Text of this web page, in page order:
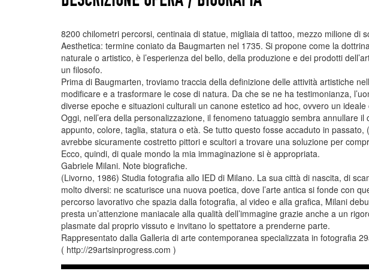
8200 chilometri percorsi, centinaia di statue, migliaia di tattoo, mezzo milione di
Aesthetica: termine coniato da Baugmarten nel 1735. Si propone come la
naturale o artistico, è l’esperienza del bello, della produzione e dei prodotti
un filosofo.
Prima di Baugmarten, troviamo traccia della definizione delle attività artistiche
modificare e a trasformare le cose di natura. Da che se ne ha testimonianza,
diverse epoche e situazioni culturali un canone estetico ad hoc, ovvero un
Oggi, nell’era della personalizzazione, il fenomeno tatuaggio sembra annullare
appunto, colore, taglia, statura o età. Se tutto questo fosse accaduto in
avrebbe sicuramente costretto pittori e scultori a trovare una soluzione per
Ecco, quindi, di quale mondo la mia immaginazione si è appropriata.
Gabriele Milani. Note biografiche.
(Livorno, 1986) Studia fotografia allo IED di Milano. La sua città di nascita, di
molto diversi: ne scaturisce una nuova poetica, dove l’arte antica si fonde con
percorso lavorativo che spazia dalla fotografia, al video e alla grafica, Milani
presta un’attenzione maniacale alla qualità dell’immagine grazie anche a un
plasmate dal proprio vissuto e invitano lo spettatore a prenderne parte.
Rappresentato dalla Galleria di arte contemporanea specializzata in fotografia
( http://29artsinprogress.com )